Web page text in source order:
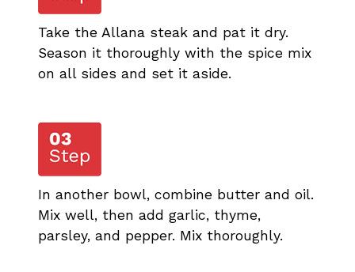
Take the Allana steak and pat it dry.
Season it thoroughly with the spice mix
on all sides and set it aside.
In another bowl, combine butter and oil.
Mix well, then add garlic, thyme,
parsley, and pepper. Mix thoroughly.